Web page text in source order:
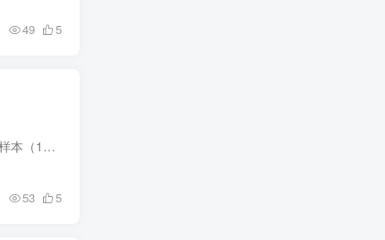
49 5
描述 Ethera Gold Atlantis 2 中包含的内容：– 26 种多采样 KONTAKT 乐器。– 超过 14Gb 的 24 位、48Khz 样本（11Gb 压缩）。– 3 位惊人的电影专业歌手（克拉拉、埃琳娜、朱莉娅）。– 8 种...
53 5